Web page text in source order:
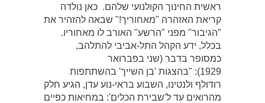
ראשית החינוך הקולנועי שלהם. כאן נולדה
קריאת האזהרה "מאחוריך!" שבאה להזהיר את
"הגיבור" מפני "הרשע" האורב לו מאחוריו.
בכלל, ידע הקהל התל-אביבי להתלהב,
כמסופר בדבר (שני בפברואר
1929): "בהצגות 'בן השייך' בהשתתפות
רודולף ולנטינו, השבוע בראי-נוע עדן, הגיע חלק
מהרואים עד ל'שבירת הכלים': במחיאות כפיים